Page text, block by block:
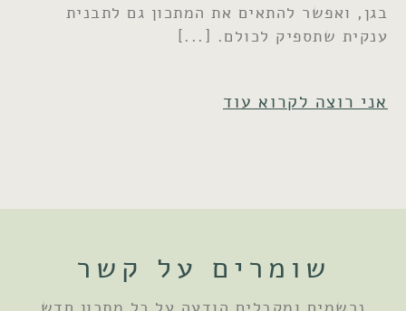
בגן, ואפשר להתאים את המתכון גם לתבנית
ענקית שתספיק לכולם.
אני רוצה לקרוא עוד
שומרים על קשר